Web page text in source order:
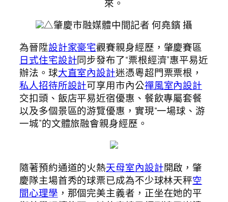
來。
△肇慶市融媒體中間記者 何堯鑌 攝
為晉陞設計家豪宅觀賽親身經歷，肇慶賽區
日式住宅設計同步發布了“票根經濟”惠平易近
辦法。球大直室內設計迷憑粵超門票票根，
私人招待所設計可享用市內公禪風室內設計
交扣頭、飯店平易近宿優惠、餐飲專屬套餐
以及多個景區的游覽優惠，實現“一場球、游
一城”的文體旅融會親身經歷。
隨著預約通道的火熱天母室內設計開啟，肇
慶隊主場首秀的球票已成為不少球林天秤空
間心理學 ，那個完美主義者，正坐在她的平